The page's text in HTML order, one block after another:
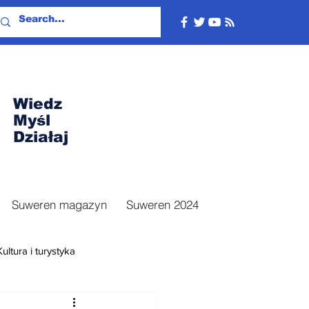
Wiedz
Myśl
Działaj
Suweren magazyn Suweren 2024
i turystyka